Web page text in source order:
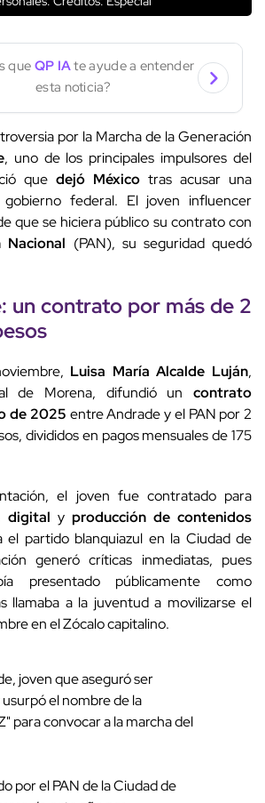
que QP IAte ayude a entender
esta noticia?
por la Marcha de la Generación
, uno de los principales impulsores del
que dejó México tras acusar una
federal. El joven influencer
que se hiciera público su contrato con
(PAN), su seguridad quedó
un contrato por más de 2
Luisa María Alcalde Luján,
de Morena, difundió un contrato
de 2025 entre Andrade y el PAN por 2
divididos en pagos mensuales de 175
el joven fue contratado para
digital y producción de contenidos
el partido blanquiazul en la Ciudad de
generó críticas inmediatas, pues
presentado públicamente como
llamaba a la juventud a movilizarse el
en el Zócalo capitalino.
joven que aseguró ser
el nombre de la
para convocar a la marcha del
por el PAN de la Ciudad de